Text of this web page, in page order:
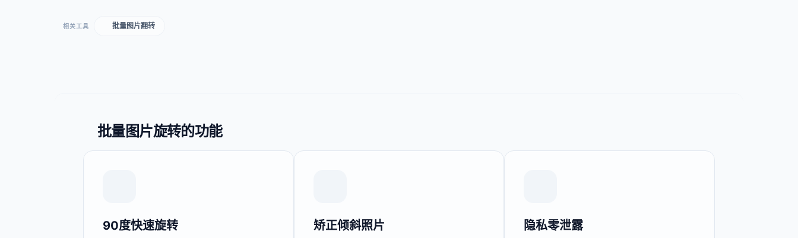
相关工具 批量图片翻转
批量图片旋转的功能
90度快速旋转 矫正倾斜照片 隐私零泄露